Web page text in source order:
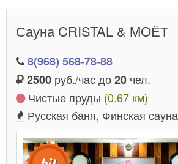
Сауна CRISTAL & MOЁТ
8(968) 568-78-88
2500 руб./час до20 чел.
Чистые пруды (0.67 км)
Русская баня, Финская сауна